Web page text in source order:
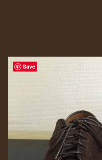
Save